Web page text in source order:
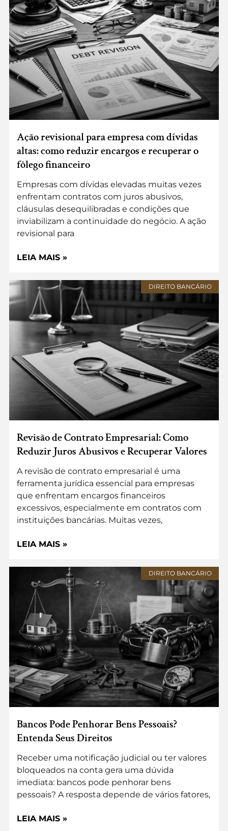
Ação revisional para empresa com dívidas
altas: como reduzir encargos e recuperar o
fôlego financeiro
Empresas com dívidas elevadas muitas vezes
enfrentam contratos com juros abusivos,
cláusulas desequilibradas e condições que
inviabilizam a continuidade do negócio. A ação
revisional para
LEIA MAIS »
DIREITO BANCÁRIO
Revisão de Contrato Empresarial: Como
Reduzir Juros Abusivos e Recuperar Valores
A revisão de contrato empresarial é uma
ferramenta jurídica essencial para empresas
que enfrentam encargos financeiros
excessivos, especialmente em contratos com
instituições bancárias. Muitas vezes,
LEIA MAIS »
DIREITO BANCÁRIO
Bancos Pode Penhorar Bens Pessoais?
Entenda Seus Direitos
Receber uma notificação judicial ou ter valores
bloqueados na conta gera uma dúvida
imediata: bancos pode penhorar bens
pessoais? A resposta depende de vários fatores,
LEIA MAIS »